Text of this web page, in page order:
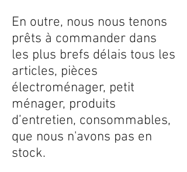
En outre, nous nous tenons
prêts à commander dans
les plus brefs délais tous les
articles, pièces
électroménager, petit
ménager, produits
d’entretien, consommables,
que nous n'avons pas en
stock.